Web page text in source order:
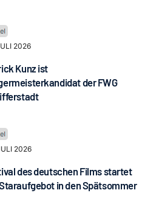
2026
Kunz ist
der FWG
2026
des deutschen Films startet
in den Spätsommer